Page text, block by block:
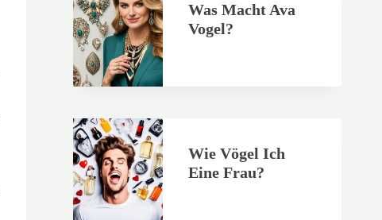
Was Macht Ava
Vogel?
Wie Vögel Ich
Eine Frau?